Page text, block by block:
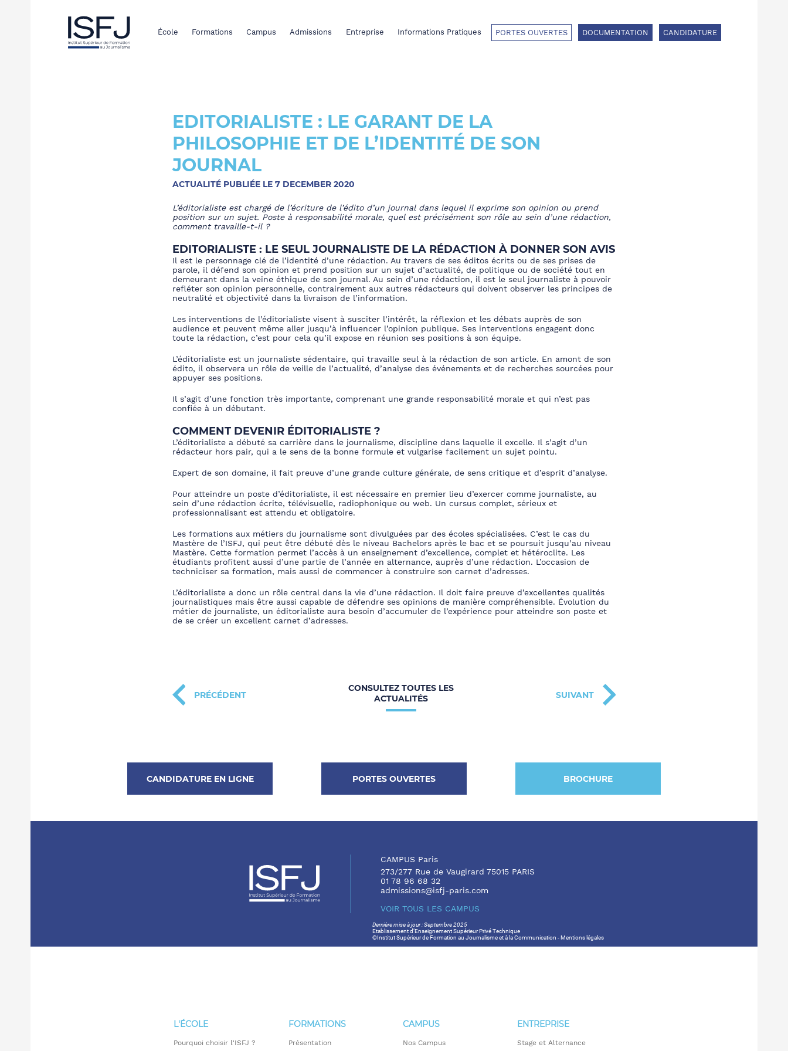
École Formations Campus Admissions Entreprise Informations Pratiques PORTES OUVERTES DOCUMENTATION CANDIDATURE
EDITORIALISTE : LE GARANT DE LA
PHILOSOPHIE ET DE L’IDENTITÉ DE SON
JOURNAL
ACTUALITÉ PUBLIÉE LE 7 DECEMBER 2020
L’éditorialisteest chargé de l’écriture de l’édito d’un journal dans lequel il exprime son opinion ou prend
position sur un sujet. Poste à responsabilité morale, quel est précisément son rôle au sein d’une rédaction,
comment travaille-t-il ?
EDITORIALISTE : LE SEUL JOURNALISTE DE LA RÉDACTION À DONNER SON AVIS
Il est le personnage clé de l’identité d’une rédaction. Au travers de ses éditos écrits ou de ses prises de
parole, il défend son opinion et prend position sur un sujet d’actualité, de politique ou de société tout en
demeurant dans la veine éthique de son journal. Au sein d’une rédaction, il est le seul journaliste à pouvoir
refléter son opinion personnelle, contrairement aux autres rédacteurs qui doivent observer les principes de
neutralité et objectivité dans la livraison de l’information.
Les interventions de l’éditorialiste visent à susciter l’intérêt, la réflexion et les débats auprès de son
audience et peuvent même aller jusqu’à influencer l’opinion publique. Ses interventions engagent donc
toute la rédaction, c’est pour cela qu’il expose en réunion ses positions à son équipe.
L’éditorialiste est un journaliste sédentaire, qui travaille seul à la rédaction de son article. En amont de son
édito, il observera un rôle de veille de l’actualité, d’analyse des événements et de recherches sourcées pour
appuyer ses positions.
Il s’agit d’une fonction très importante, comprenant une grande responsabilité morale et qui n’est pas
confiée à un débutant.
COMMENT DEVENIR ÉDITORIALISTE ?
L’éditorialiste a débuté sa carrière dans le journalisme, discipline dans laquelle il excelle. Il s’agit d’un
rédacteur hors pair, qui a le sens de la bonne formule et vulgarise facilement un sujet pointu.
Expert de son domaine, il fait preuve d’une grande culture générale, de sens critique et d’esprit d’analyse.
Pour atteindre un poste d’éditorialiste, il est nécessaire en premier lieu d’exercer comme journaliste, au
sein d’une rédaction écrite, télévisuelle, radiophonique ou web. Un cursus complet, sérieux et
professionnalisant est attendu et obligatoire.
Les formations aux métiers du journalisme sont divulguées par des écoles spécialisées. C’est le cas du
Mastère de l’ISFJ, qui peut être débuté dès le niveau Bachelors après le bac et se poursuit jusqu’au niveau
Mastère. Cette formation permet l’accès à un enseignement d’excellence, complet et hétéroclite. Les
étudiants profitent aussi d’une partie de l’année en alternance, auprès d’une rédaction. L’occasion de
techniciser sa formation, mais aussi de commencer à construire son carnet d’adresses.
L’éditorialiste a donc un rôle central dans la vie d’une rédaction. Il doit faire preuve d’excellentes qualités
journalistiques mais être aussi capable de défendre ses opinions de manière compréhensible. Évolution du
métier de journaliste, un éditorialiste aura besoin d’accumuler de l’expérience pour atteindre son poste et
de se créer un excellent carnet d’adresses.
PRÉCÉDENT
CONSULTEZ TOUTES LES
ACTUALITÉS
SUIVANT
CANDIDATURE EN LIGNE PORTES OUVERTES BROCHURE
CAMPUS Paris
273/277 Rue de Vaugirard 75015 PARIS
01 78 96 68 32
admissions@isfj-paris.com
VOIR TOUS LES CAMPUS
Dernière mise à jour : Septembre 2025
Etablissement d’Enseignement Supérieur Privé Technique
©Institut Supérieur de Formation au Journalisme et à la Communication -Mentions légales
L'ÉCOLE
Pourquoi choisir l'ISFJ ?
FORMATIONS
Présentation
CAMPUS
Nos Campus
ENTREPRISE
Stage et Alternance